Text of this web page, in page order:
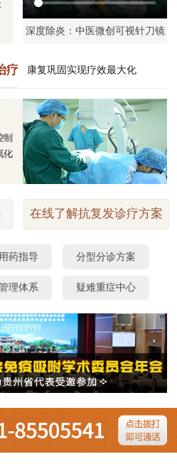
深度除炎：中医微创可视针刀镜
疗 康复巩固实现疗效最大化
在线了解抗复发诊疗方案
药指导 分型分诊方案
理体系 疑难重症中心